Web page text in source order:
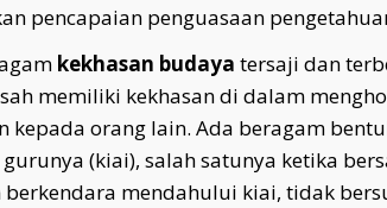
pencapaian penguasaan
kekhasan budaya tersaji dan
memiliki kekhasan di dalam
kepada orang lain. Ada beragam
(kiai), salah satunya ketika
mendahului kiai, tidak